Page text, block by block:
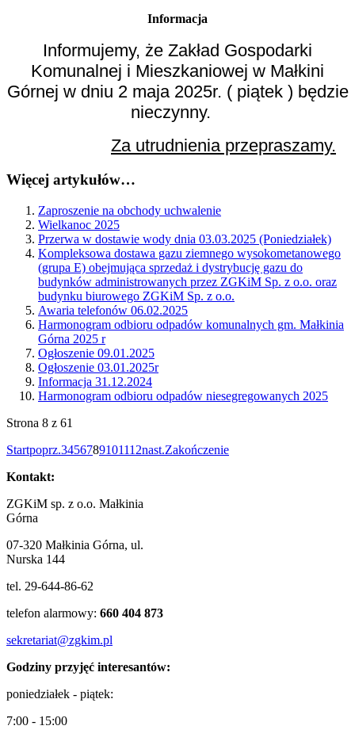
Informacja
Informujemy, że Zakład Gospodarki
Komunalnej i Mieszkaniowej w Małkini
Górnej w dniu 2 maja 2025r. ( piątek ) będzie
nieczynny.
Za utrudnienia przepraszamy.
Więcej artykułów…
Zaproszenie na obchody uchwalenie
Wielkanoc 2025
Przerwa w dostawie wody dnia 03.03.2025 (Poniedziałek)
Kompleksowa dostawa gazu ziemnego wysokometanowego
(grupa E) obejmująca sprzedaż i dystrybucję gazu do
budynków administrowanych przez ZGKiM Sp. z o.o. oraz
budynku biurowego ZGKiM Sp. z o.o.
Awaria telefonów 06.02.2025
Harmonogram odbioru odpadów komunalnych gm. Małkinia
Górna 2025 r
Ogłoszenie 09.01.2025
Ogłoszenie 03.01.2025r
Informacja 31.12.2024
Harmonogram odbioru odpadów niesegregowanych 2025
Strona 8 z 61
Startpoprz.3456789101112nast.Zakończenie
Kontakt:
ZGKiM sp. z o.o. Małkinia
Górna
07-320 Małkinia Górna, ul.
Nurska 144
tel. 29-644-86-62
telefon alarmowy: 660 404 873
sekretariat@zgkim.pl
Godziny przyjęć interesantów:
poniedziałek - piątek:
7:00 - 15:00